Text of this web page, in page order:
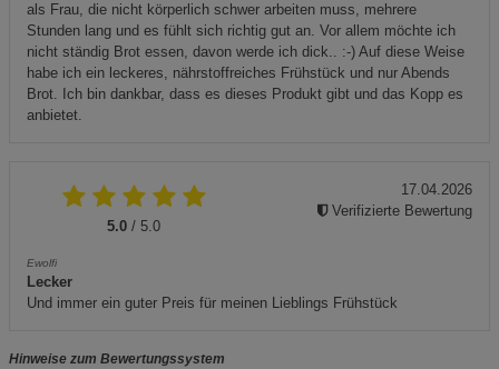
als Frau, die nicht körperlich schwer arbeiten muss, mehrere
Stunden lang und es fühlt sich richtig gut an. Vor allem möchte ich
nicht ständig Brot essen, davon werde ich dick.. :-) Auf diese Weise
habe ich ein leckeres, nährstoffreiches Frühstück und nur Abends
Brot. Ich bin dankbar, dass es dieses Produkt gibt und das Kopp es
anbietet.
5.0 / 5.0
Ewolfi
Lecker
Und immer ein guter Preis für meinen Lieblings Frühstück
17.04.2026
Verifizierte Bewertung
Hinweise zum Bewertungssystem